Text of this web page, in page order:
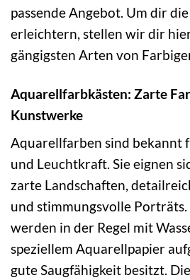
passende Angebot. Um dir
erleichtern, stellen wir dir
gängigsten Arten von
Aquarellfarbkästen: Zarte
Kunstwerke
Aquarellfarben sind bekannt
und Leuchtkraft. Sie eignen
zarte Landschaften,
und stimmungsvolle
werden in der Regel mit
speziellem Aquarellpapier
gute Saugfähigkeit besitzt.